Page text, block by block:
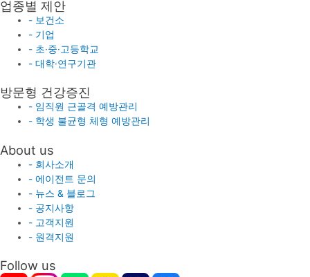
업종별 제안
- 보건소
- 기업
- 초·중·고등학교
- 대학·연구기관
방문형 건강증진
- 임직원 근골격 예방관리
- 학생 불균형 체형 예방관리
About us
- 회사소개
- 에이전트 문의
- 뉴스 & 블로그
- 공지사항
- 고객지원
- 원격지원
Follow us